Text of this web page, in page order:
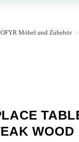
OFYR Möbel und Zubehör >
WOOD